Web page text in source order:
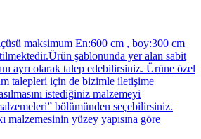
maksimum En:600 cm , boy:300 cm
şablonunda yer alan sabit
ayrı olarak talep edebilirsiniz. Ürüne özel
talepleri için de bizimle iletişime
istediğiniz malzemeyi
bölümünden seçebilirsiniz.
malzemesinin yüzey yapısına göre